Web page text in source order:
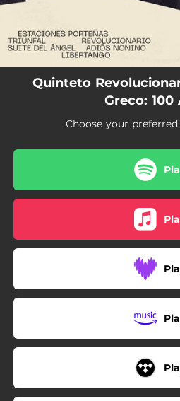
04:25
05:51
06:30
03:47
Quinteto
Greco: 100
Choose your